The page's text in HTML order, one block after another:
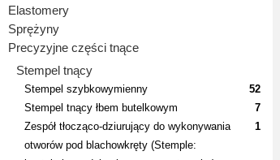
Elastomery
Sprężyny
Precyzyjne części tnące
Stempel tnący
Stempel szybkowymienny
52
Stempel tnący łbem butelkowym
7
Zespół tłocząco-dziurujący do wykonywania
otworów pod blachowkręty (Stemple:
1